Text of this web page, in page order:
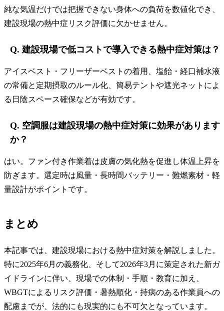
純な気温だけでは把握できない身体への負荷を数値化でき、
建設現場の熱中症リスク評価に欠かせません。
Q. 建設現場で低コストで導入できる熱中症対策は？
アイスベスト・フリーザーベストの着用、塩飴・経口補水液
の常備と定期摂取のルール化、簡易テントや遮光ネットによ
る日陰スペース確保などが有効です。
Q. 空調服は建設現場の熱中症対策に効果があります
か？
はい。ファン付き作業着は皮膚の気化熱を促進し体温上昇を
防ぎます。選定時は風量・長時間バッテリー・難燃素材・軽
量設計がポイントです。
まとめ
本記事では、建設現場における熱中症対策を解説しました。
特に2025年6月の義務化、そして2026年3月に策定された新ガ
イドラインに伴い、現場での体制・手順・教育に加え、
WBGTによるリスク評価・暑熱順化・持病のある作業員への
配慮までが、法的にも現実的にも不可欠となっています。